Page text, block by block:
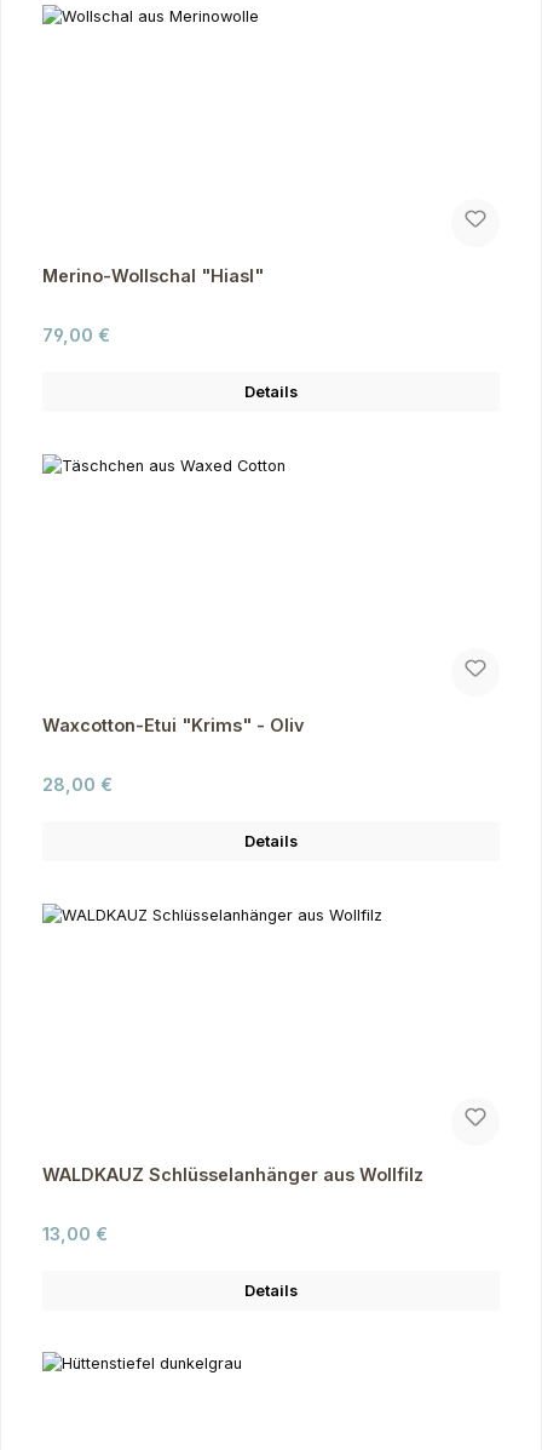
Merino-Wollschal "Hiasl"
Regulärer Preis:
79,00 €
Details
Waxcotton-Etui "Krims" - Oliv
Regulärer Preis:
28,00 €
Details
WALDKAUZ Schlüsselanhänger aus Wollfilz
Regulärer Preis:
13,00 €
Details